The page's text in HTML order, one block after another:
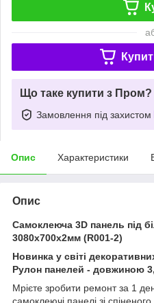
Що таке купити з Пром?
Замовлення під захистом
Опис Характеристики
Опис
Самоклеюча 3D панель під
3080x700x2мм (R001-2)
Новинка у світі
Рулон панелей - довжиною
Мрієте зробити ремонт за 1
самоклеючі панелі зі